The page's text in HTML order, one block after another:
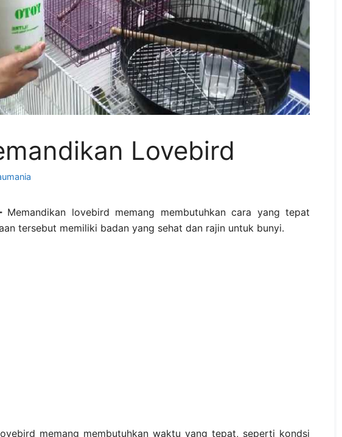
Lovebird
Memandikan lovebird memang membutuhkan cara yang tepat
tersebut memiliki badan yang sehat dan rajin untuk bunyi.
memang membutuhkan waktu yang tepat, seperti kondsi